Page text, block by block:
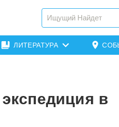
ЛИТЕРАТУРА
в